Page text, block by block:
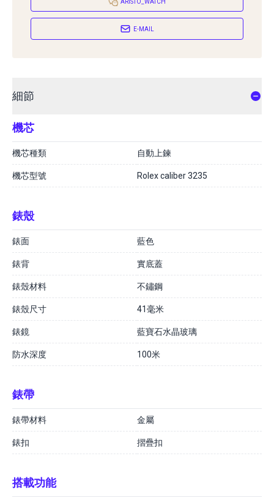
E-MAIL
細節
機芯
機芯種類 自動上鍊
機芯型號 Rolex caliber 3235
錶殼
錶面 藍色
錶背 實底蓋
錶殼材料 不鏽鋼
錶殼尺寸 41毫米
錶鏡 藍寶石水晶玻璃
防水深度 100米
錶帶
錶帶材料 金屬
錶扣 摺疊扣
搭載功能